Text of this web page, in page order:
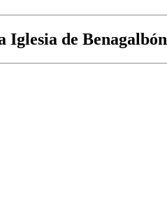
Iglesia de Benagalbón